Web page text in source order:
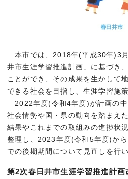
本市では、2018年(平成30年)3
井市生涯学習推進計画」に基づき
ことができ、その成果を生かして
できる社会を目指し、生涯学習施
2022年度(令和4年度)が計画の中
社会情勢や国・県の動向を踏まえ
結果やこれまでの取組みの進捗状
整理し、2023年度(令和5年度)か
での後期期間について見直しを行い
第2次春日井市生涯学習推進計